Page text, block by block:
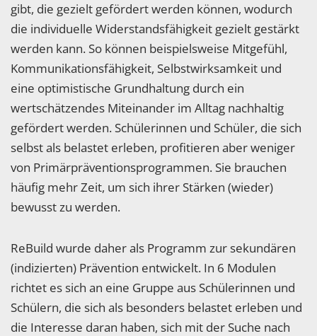
gibt, die gezielt gefördert werden können, wodurch
die individuelle Widerstandsfähigkeit gezielt gestärkt
werden kann. So können beispielsweise Mitgefühl,
Kommunikationsfähigkeit, Selbstwirksamkeit und
eine optimistische Grundhaltung durch ein
wertschätzendes Miteinander im Alltag nachhaltig
gefördert werden. Schülerinnen und Schüler, die sich
selbst als belastet erleben, profitieren aber weniger
von Primärpräventionsprogrammen. Sie brauchen
häufig mehr Zeit, um sich ihrer Stärken (wieder)
bewusst zu werden.
ReBuild wurde daher als Programm zur sekundären
(indizierten) Prävention entwickelt. In 6 Modulen
richtet es sich an eine Gruppe aus Schülerinnen und
Schülern, die sich als besonders belastet erleben und
die Interesse daran haben, sich mit der Suche nach